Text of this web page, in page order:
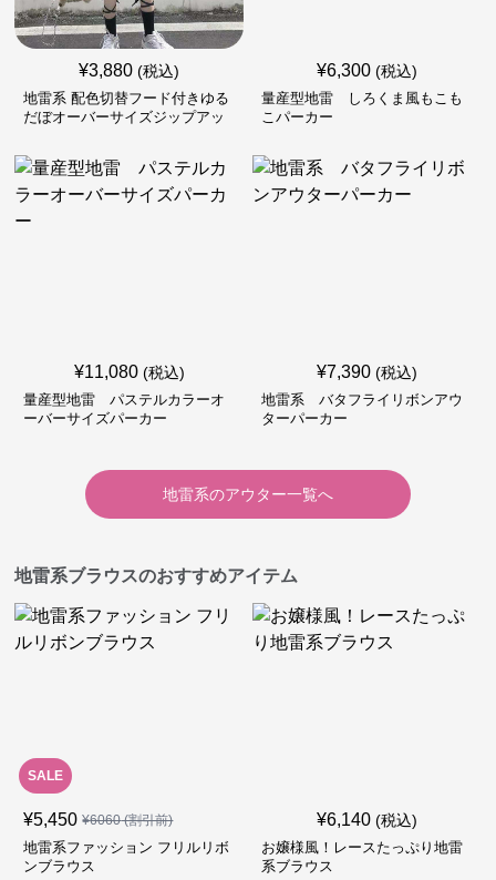
¥3,880 (税込)
地雷系 配色切替フード付きゆる
だぼオーバーサイズジップアッ
¥6,300 (税込)
量産型地雷 しろくま風もこも
こパーカー
¥11,080 (税込)
量産型地雷 パステルカラーオ
ーバーサイズパーカー
¥7,390 (税込)
地雷系 バタフライリボンアウ
ターパーカー
地雷系のアウター一覧へ
地雷系ブラウスのおすすめアイテム
SALE
¥5,450 ¥6060(割引前)
地雷系ファッション フリルリボ
ンブラウス
¥6,140 (税込)
お嬢様風！レースたっぷり地雷
系ブラウス